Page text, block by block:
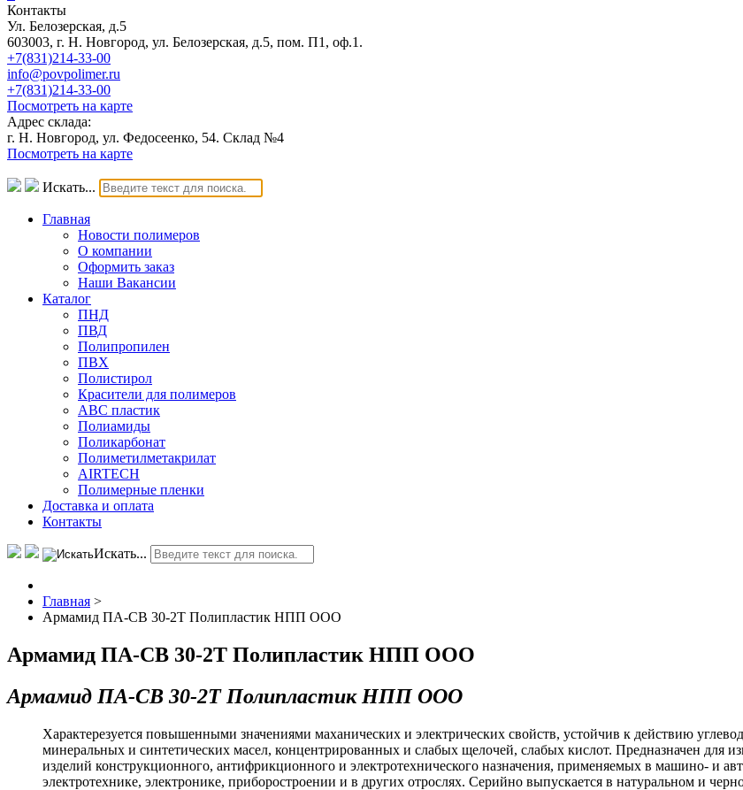
Контакты
Ул. Белозерская, д.5
603003, г. Н. Новгород, ул. Белозерская, д.5, пом. П1, оф.1.
+7(831)214-33-00
info@povpolimer.ru
+7(831)214-33-00
Посмотреть на карте
Адрес склада:
г. Н. Новгород, ул. Федосеенко, 54. Склад №4
Посмотреть на карте
Искать...
Главная
Новости полимеров
О компании
Оформить заказ
Наши Вакансии
Каталог
ПНД
ПВД
Полипропилен
ПВХ
Полистирол
Красители для полимеров
АВС пластик
Полиамиды
Поликарбонат
Полиметилметакрилат
AIRTECH
Полимерные пленки
Доставка и оплата
Контакты
Искать...
Главная >
Армамид ПА-СВ 30-2Т Полипластик НПП ООО
Армамид ПА-СВ 30-2Т Полипластик НПП ООО
Армамид ПА-СВ 30-2Т Полипластик НПП ООО
Характерезуется повышенными значениями маханических и электрических свойств, устойчив к действию
минеральных и синтетических масел, концентрированных и слабых щелочей, слабых кислот. Предназначен для
изделий конструкционного, антифрикционного и электротехнического назначения, применяемых в машино- и
электротехнике, электронике, приборостроении и в других отрослях. Серийно выпускается в натуральном и